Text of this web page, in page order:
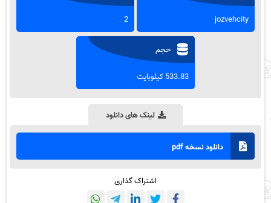
jozvehcity
2
حجم
533.83 کیلوبایت
لینک های دانلود
دانلود نسخه pdf
اشتراک گذاری